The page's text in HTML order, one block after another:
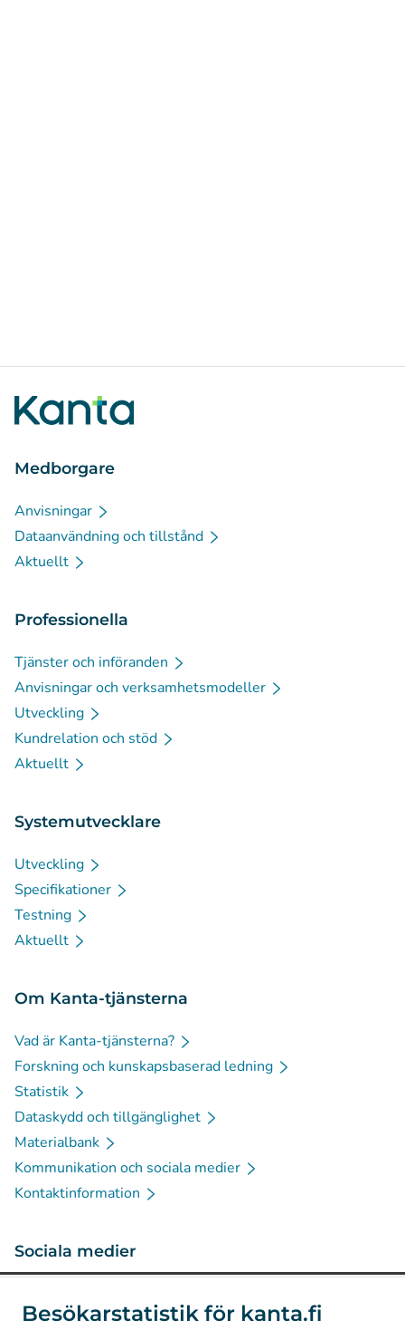
Besökarstatistik för kanta.fi
Medborgare
Anvisningar
Dataanvändning och tillstånd
Aktuellt
Professionella
Tjänster och införanden
Anvisningar och verksamhetsmodeller
Utveckling
Kundrelation och stöd
Aktuellt
Systemutvecklare
Utveckling
Specifikationer
Testning
Aktuellt
Om Kanta-tjänsterna
Vad är Kanta-tjänsterna?
Forskning och kunskapsbaserad ledning
Statistik
Dataskydd och tillgänglighet
Materialbank
Kommunikation och sociala medier
Kontaktinformation
Sociala medier
LinkedIn(Avautuu uuteen välilehteen)